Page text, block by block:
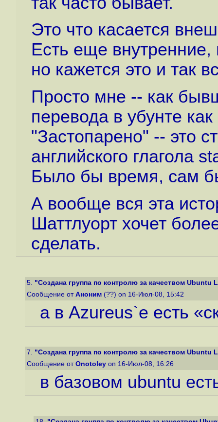
Это что касается
Есть еще
но кажется это и так
Просто мне -- как
перевода в убунте
"Застопарено" -- это
английского глагола
Было бы время, сам
А вообще вся эта
Шаттлуорт хочет
сделать.
5. "Создана группа по контролю за качеством Ubuntu
Сообщение от Аноним (??) on 16-Июл-08, 15:42
а в Azureus`е есть
7. "Создана группа по контролю за качеством Ubuntu
Сообщение от Onotoley on 16-Июл-08, 16:26
в базовом ubuntu